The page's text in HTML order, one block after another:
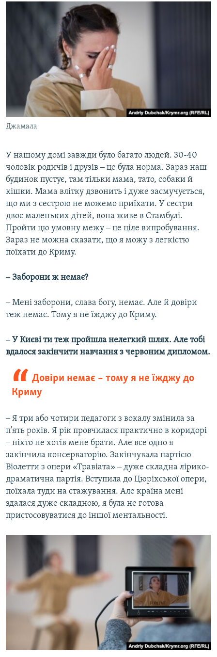
Джамала
У нашому домі завжди було багато людей. 30-40
чоловік родичів і друзів ‒ це була норма. Зараз наш
будинок пустує, там тільки мама, тато, собаки й
кішки. Мама влітку дзвонить і дуже засмучується,
що ми з сестрою не можемо приїхати. У сестри
двоє маленьких дітей, вона живе в Стамбулі.
Пройти цю умовну межу ‒ це ціле випробування.
Зараз не можна сказати, що я можу з легкістю
поїхати до Криму.
‒ Заборони ж немає?
‒ Мені заборони, слава богу, немає. Але й довіри
теж немає. Тому я не їжджу до Криму.
‒ У Києві ти теж пройшла нелегкий шлях. Але тобі
вдалося закінчити навчання з червоним дипломом.
Довіри немає – тому я не їжджу до
Криму
‒ Я три або чотири педагоги з вокалу змінила за
п'ять років. Я рік провчилася практично в коридорі
‒ ніхто не хотів мене брати. Але все одно я
закінчила консерваторію. Закінчувала партією
Віолетти з опери «Травіата» ‒ дуже складна лірико-
драматична партія. Вступила до Цюріхської опери,
поїхала туди на стажування. Але країна мені
здалася дуже складною, я була не готова
пристосовуватися до іншої ментальності.